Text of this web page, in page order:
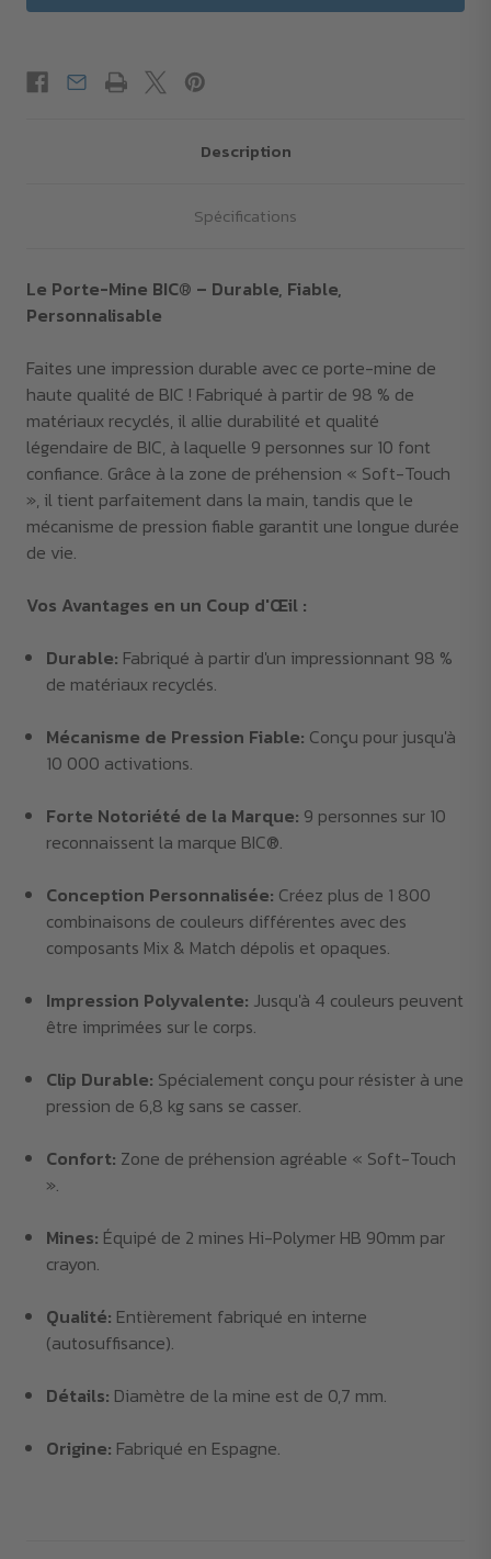
Description
Spécifications
Le Porte-Mine BIC® – Durable, Fiable,
Personnalisable
Faites une impression durable avec ce porte-mine de
haute qualité de BIC ! Fabriqué à partir de 98 % de
matériaux recyclés, il allie durabilité et qualité
légendaire de BIC, à laquelle 9 personnes sur 10 font
confiance. Grâce à la zone de préhension « Soft-Touch
», il tient parfaitement dans la main, tandis que le
mécanisme de pression fiable garantit une longue durée
de vie.
Vos Avantages en un Coup d'Œil :
Durable: Fabriqué à partir d'un impressionnant 98 %
de matériaux recyclés.
Mécanisme de Pression Fiable: Conçu pour jusqu'à
10 000 activations.
Forte Notoriété de la Marque: 9 personnes sur 10
reconnaissent la marque BIC®.
Conception Personnalisée: Créez plus de 1 800
combinaisons de couleurs différentes avec des
composants Mix & Match dépolis et opaques.
Impression Polyvalente: Jusqu'à 4 couleurs peuvent
être imprimées sur le corps.
Clip Durable: Spécialement conçu pour résister à une
pression de 6,8 kg sans se casser.
Confort: Zone de préhension agréable « Soft-Touch
».
Mines: Équipé de 2 mines Hi-Polymer HB 90mm par
crayon.
Qualité: Entièrement fabriqué en interne
(autosuffisance).
Détails: Diamètre de la mine est de 0,7 mm.
Origine: Fabriqué en Espagne.